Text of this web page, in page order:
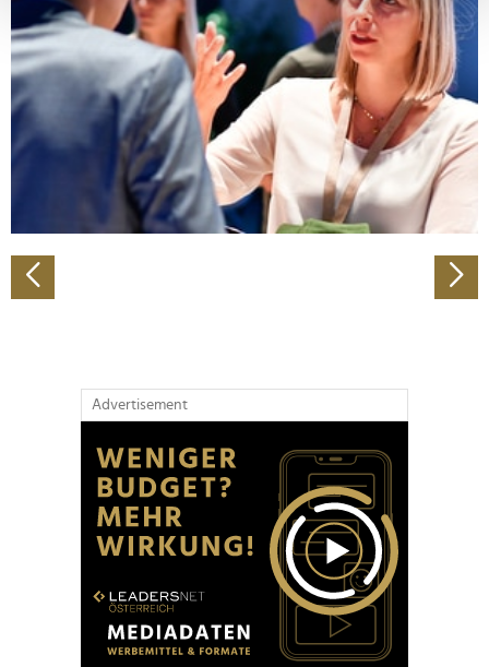
Erfahren Sie mehr darüber, wie Ihre persönlichen Daten
verarbeitet werden, und legen Sie Ihre Präferenzen im
Abschnitt Einzelheitenfest.
Wir verwenden Cookies, um Inhalte und Anzeigen zu
personalisieren, Funktionen für soziale Medien anbieten
zu können und die Zugriffe auf unsere Website zu
analysieren. Außerdem geben wir Informationen zu Ihrer
Verwendung unserer Website an unsere Partner für
Partner führen diese Informationen möglicherweise mit
weiteren Daten zusammen, die Sie ihnen bereitgestellt
Advertisement